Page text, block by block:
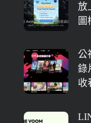
放
圖
公
錄
收